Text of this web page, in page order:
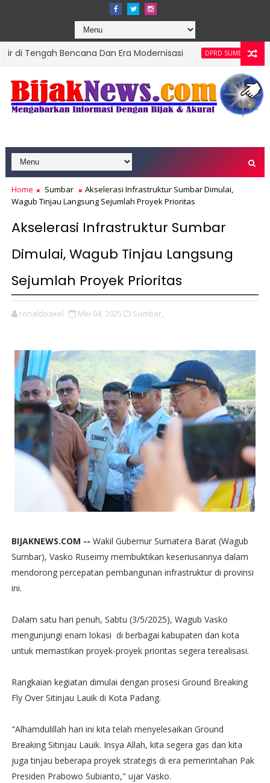
Bencana Dan Era Modernisasi DPRD SUMBAR Ketua DPRD
Home Sumbar
Akselerasi Infrastruktur Sumbar Dimulai,
Wagub Tinjau Langsung Sejumlah Proyek Prioritas
Akselerasi Infrastruktur Sumbar
Dimulai, Wagub Tinjau Langsung
Sejumlah Proyek Prioritas
ronaldoaxel Mei 04, 2025 Sumbar,
BIJAKNEWS.COM -- Wakil Gubernur Sumatera Barat (Wagub
Sumbar), Vasko Ruseimy membuktikan keseriusannya dalam
mendorong percepatan pembangunan infrastruktur di provinsi
ini.
Dalam satu hari penuh, Sabtu (3/5/2025), Wagub Vasko
mengunjungi enam lokasi di berbagai kabupaten dan kota
untuk memastikan proyek-proyek prioritas segera terealisasi.
Rangkaian kegiatan dimulai dengan prosesi Ground Breaking
Fly Over Sitinjau Lauik di Kota Padang.
"Alhamdulillah hari ini kita telah menyelesaikan Ground
Breaking Sitinjau Lauik. Insya Allah, kita segera gas dan kita
juga tinjau beberapa proyek strategis di era pemerintahan Pak
Presiden Prabowo Subianto," ujar Vasko.